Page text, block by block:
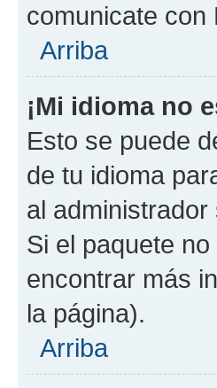
comunicate con
Arriba
¡Mi idioma no
Esto se puede
de tu idioma
al
Si el paquete
encontrar más
la página).
Arriba